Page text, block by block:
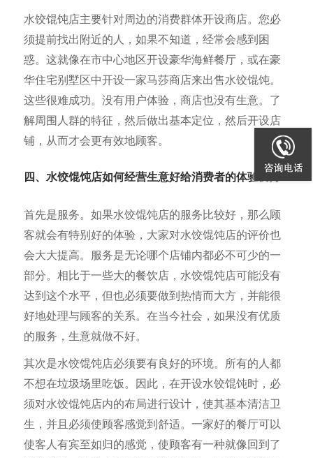
水饺馄饨店主要针对周边的消费群体开设商店。您必
须提前找出附近的人，如果不知道，经常会感到困
惑。这就像在市中心地区开设豪华海鲜餐厅，或在豪
华住宅别墅区中开设一家马莎商店来出售水饺馄饨。
这些很难成功。没有用户体验，商店也没有生意。了
解周围人群的特征，然后做出基本定位，然后开设店
铺，从而才会更有效地顾客。
四、水饺馄饨店如何经营生意好给消费者的体验要好
首先是服务。如果水饺馄饨店的服务比较好，那么顾
客就会有特别好的体验，大家对水饺馄饨店的评价也
会大大提高。服务是无论哪个店铺内都必不可少的一
部分。相比于一些大的餐饮店，水饺馄饨店可能没有
达到这个水平，但也必须要做到热情而大方，并能很
好地处理与顾客的关系。在当今社会，如果没有优质
的服务，生意就做不好。
其次是水饺馄饨店必须要有良好的环境。所有的人都
不想在垃圾场里吃饭。因此，在开设水饺馄饨时，必
须对水饺馄饨店内的布局进行设计，使其基本清洁卫
生，并且必须使顾客感觉到舒适。一家好的餐厅可以
使客人有宾至如归的感觉，使顾客有一种就像回到了